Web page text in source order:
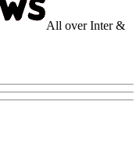
All over Inter &